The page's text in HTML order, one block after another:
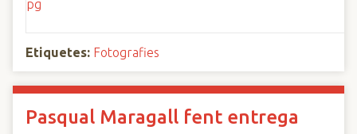
Etiquetes: Fotografies
Pasqual Maragall fent entrega